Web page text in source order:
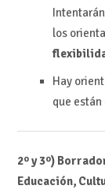
los
Hay
que
2º y 3º)
Educación,